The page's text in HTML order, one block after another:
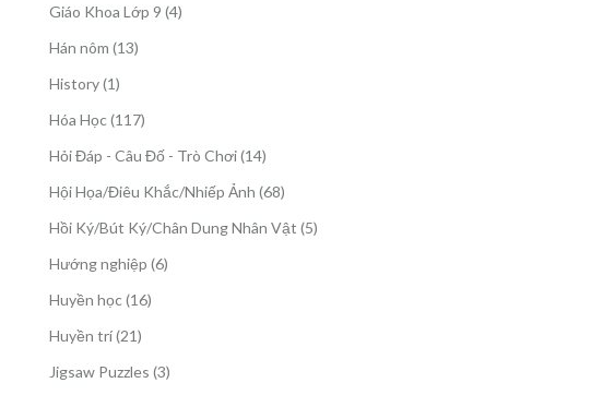
Giáo Khoa Lớp 9 44
Hán nôm 1313
History 11
phẩm
Hóa Học 117117
Hỏi Đáp - Câu Đố - Trò Chơi 1414
phẩm
Hội Họa/Điêu Khắc/Nhiếp Ảnh 6868
phẩm
Hồi Ký/Bút Ký/Chân Dung Nhân Vật 55
Hướng nghiệp 66
Huyền học 1616
Huyền trí 2121
phẩm
Jigsaw Puzzles 33